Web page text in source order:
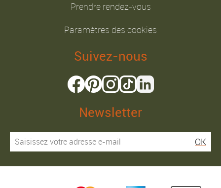
Prendre rendez-vous
Paramètres des cookies
Suivez-nous
Newsletter
OK